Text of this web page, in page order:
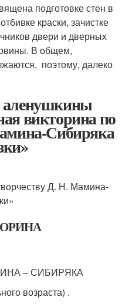
подготовке стен в
краски, зачистке
двери и дверных
В общем,
поэтому, далеко
аленушкины
викторина по
Сибиряка
Д. Н. Мамина-
– СИБИРЯКА
возраста) .